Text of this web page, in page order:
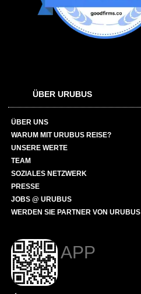
ÜBER URUBUS
ÜBER UNS
WARUM MIT URUBUS REISE?
UNSERE WERTE
TEAM
SOZIALES NETZWERK
PRESSE
JOBS @ URUBUS
WERDEN SIE PARTNER VON URUBUS
APP